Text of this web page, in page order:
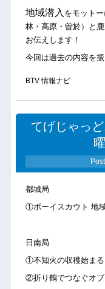
地域潜入 をモット
林・高原・曽於）と
お伝えします！
今回は過去の内容を振
BTV 情報ナビ
てげじゃっ
都城局
①ボーイスカウト 地
日南局
①不知火の収穫始まる
②折り鶴でつなぐオブ